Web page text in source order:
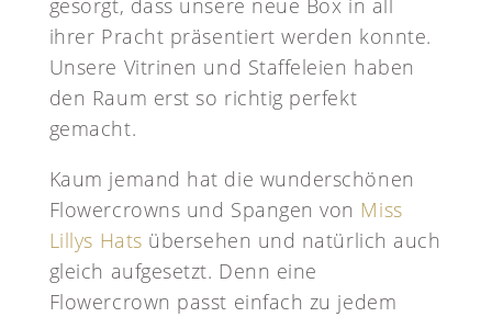
gesorgt, dass unsere neue Box in all
ihrer Pracht präsentiert werden konnte.
Unsere Vitrinen und Staffeleien haben
den Raum erst so richtig perfekt
gemacht.
Kaum jemand hat die wunderschönen
Flowercrowns und Spangen von Miss
Lillys Hats übersehen und natürlich auch
gleich aufgesetzt. Denn eine
Flowercrown passt einfach zu jedem